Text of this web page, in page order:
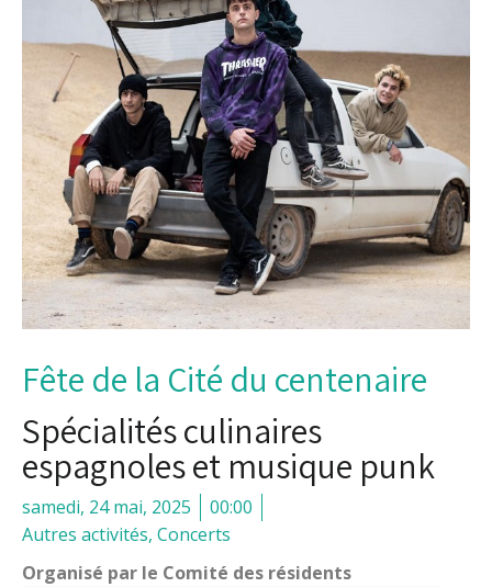
Fête de la Cité du centenaire
Spécialités culinaires
espagnoles et musique punk
samedi, 24 mai, 2025
00:00
Autres activités, Concerts
Organisé par le Comité des résidents